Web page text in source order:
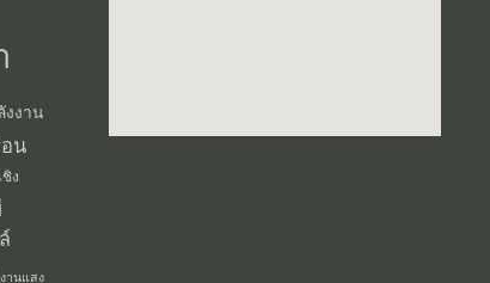
น
ง
นแสง